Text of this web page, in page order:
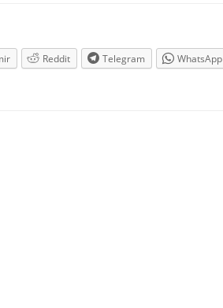
Reddit Telegram
WhatsApp